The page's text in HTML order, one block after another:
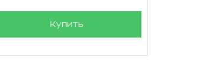
Купить